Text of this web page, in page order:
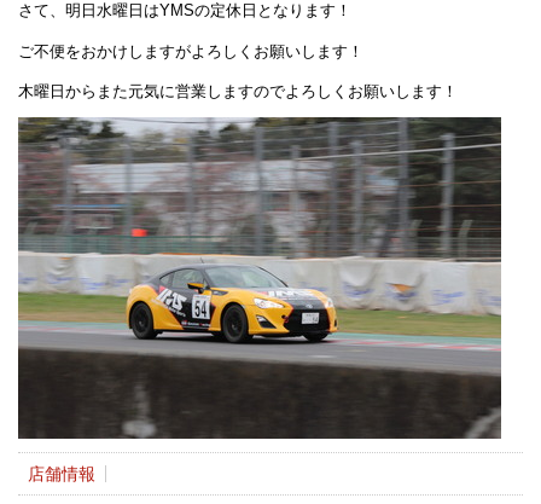
さて、明日水曜日はYMSの定休日となります！
ご不便をおかけしますがよろしくお願いします！
木曜日からまた元気に営業しますのでよろしくお願いします！
店舗情報